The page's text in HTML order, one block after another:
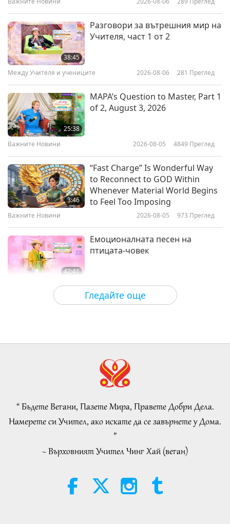
13:29
Ballet & Steel: The Art of Figure
Ms. Mozhdah Jamalzadah: A Voice
Grace & Gratitude: Celebrating
Supreme Master Television’s 4th
Anniversary, Part 1 of 3
Гледайте още
38:45
Разговори за вътрешния мир на
Учителя, част 1 от 2
Между Учителя и учениците 2026-08-06 281 Преглед
25:38
MAPA’s Question to Master, Part 1
of 2, August 3, 2026
Важните Новини 2026-08-05 4849 Преглед
3:46
“Fast Charge” Is Wonderful Way
to Reconnect to GOD Within
Whenever Material World Begins
to Feel Too Imposing
Важните Новини 2026-08-05 973 Преглед
42:41
Емоционалната песен на
птицата-човек
Между Учителя и учениците 2026-08-05
4:31
School Community
32:52
Важните Новини
Важните Новини 2026-08-04 Преглед
19:31
An Analysis of Pleasure:
Pierre Gassendi (vegetarian), Part
2 of 2
“ Бъдете Вегани, Пазете Мира, Правете Добри Дела.
Намерете си Учител, ако искате да се завърнете у Дома.
”
~ Върховният Учител Чинг Хай (веган)